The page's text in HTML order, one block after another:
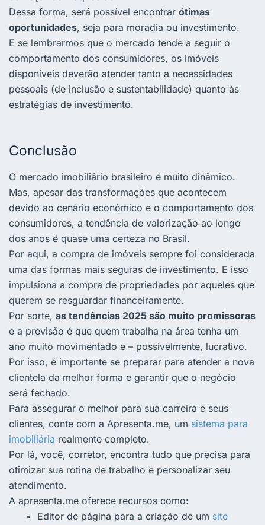
Dessa forma, será possível encontrar ótimas
oportunidades, seja para moradia ou investimento.
E se lembrarmos que o mercado tende a seguir o
comportamento dos consumidores, os imóveis
disponíveis deverão atender tanto a necessidades
pessoais (de inclusão e sustentabilidade) quanto às
estratégias de investimento.
Conclusão
O mercado imobiliário brasileiro é muito dinâmico.
Mas, apesar das transformações que acontecem
devido ao cenário econômico e o comportamento dos
consumidores, a tendência de valorização ao longo
dos anos é quase uma certeza no Brasil.
Por aqui, a compra de imóveis sempre foi considerada
uma das formas mais seguras de investimento. E isso
impulsiona a compra de propriedades por aqueles que
querem se resguardar financeiramente.
Por sorte, as tendências 2025 são muito promissoras
e a previsão é que quem trabalha na área tenha um
ano muito movimentado e – possivelmente, lucrativo.
Por isso, é importante se preparar para atender a nova
clientela da melhor forma e garantir que o negócio
será fechado.
Para assegurar o melhor para sua carreira e seus
clientes, conte com a Apresenta.me, um sistema para
imobiliária realmente completo.
Por lá, você, corretor, encontra tudo que precisa para
otimizar sua rotina de trabalho e personalizar seu
atendimento.
A apresenta.me oferece recursos como:
Editor de página para a criação de um site